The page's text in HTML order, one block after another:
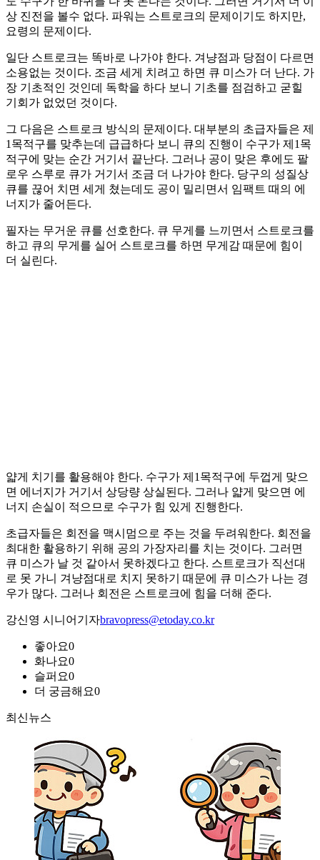
상 진전을 볼수 없다. 파워는 스트로크의 문제이기도 하지만,
요령의 문제이다.
일단 스트로크는 똑바로 나가야 한다. 겨냥점과 당점이 다르면
소용없는 것이다. 조금 세게 치려고 하면 큐 미스가 더 난다. 가
장 기초적인 것인데 독학을 하다 보니 기초를 점검하고 굳힐
기회가 없었던 것이다.
그 다음은 스트로크 방식의 문제이다. 대부분의 초급자들은 제
1목적구를 맞추는데 급급하다 보니 큐의 진행이 수구가 제1목
적구에 맞는 순간 거기서 끝난다. 그러나 공이 맞은 후에도 팔
로우 스루로 큐가 거기서 조금 더 나가야 한다. 당구의 성질상
큐를 끊어 치면 세게 쳤는데도 공이 밀리면서 임팩트 때의 에
너지가 줄어든다.
필자는 무거운 큐를 선호한다. 큐 무게를 느끼면서 스트로크를
하고 큐의 무게를 실어 스트로크를 하면 무게감 때문에 힘이
더 실린다.
얇게 치기를 활용해야 한다. 수구가 제1목적구에 두껍게 맞으
면 에너지가 거기서 상당량 상실된다. 그러나 얇게 맞으면 에
너지 손실이 적으므로 수구가 힘 있게 진행한다.
초급자들은 회전을 맥시멈으로 주는 것을 두려워한다. 회전을
최대한 활용하기 위해 공의 가장자리를 치는 것이다. 그러면
큐 미스가 날 것 같아서 못하겠다고 한다. 스트로크가 직선대
로 못 가니 겨냥점대로 치지 못하기 때문에 큐 미스가 나는 경
우가 많다. 그러나 회전은 스트로크에 힘을 더해 준다.
강신영 시니어기자bravopress@etoday.co.kr
좋아요0
화나요0
슬퍼요0
더 궁금해요0
최신뉴스